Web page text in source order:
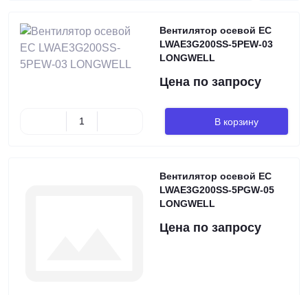
Вентилятор осевой EC
LWAE3G200SS-5PEW-03
LONGWELL
Цена по запросу
В корзину
Вентилятор осевой EC
LWAE3G200SS-5PGW-05
LONGWELL
Цена по запросу